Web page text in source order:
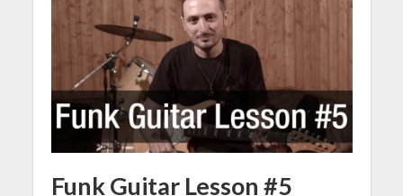
Funk Guitar Lesson #5